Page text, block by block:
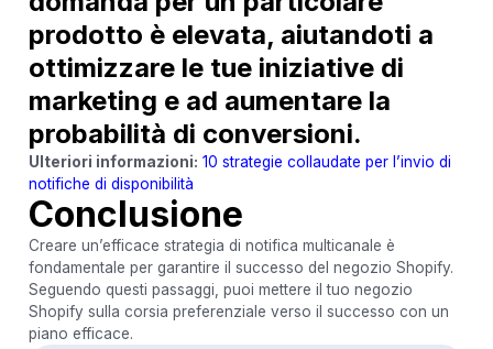
prodotto è elevata, aiutandoti a
ottimizzare le tue iniziative di
marketing e ad aumentare la
probabilità di conversioni.
Ulteriori informazioni: 10 strategie collaudate per l’invio di
notifiche di disponibilità
Conclusione
Creare un’efficace strategia di notifica multicanale è
fondamentale per garantire il successo del negozio Shopify.
Seguendo questi passaggi, puoi mettere il tuo negozio
Shopify sulla corsia preferenziale verso il successo con un
piano efficace.